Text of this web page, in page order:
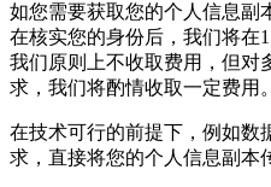
如您需要获取您的个人信息副
在核实您的身份后，我们将在
我们原则上不收取费用，但对
求，我们将酌情收取一定费用。
在技术可行的前提下，例如数
求，直接将您的个人信息副本